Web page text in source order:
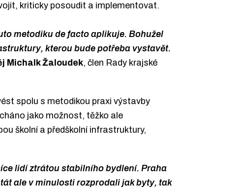
kriticky posoudit a implementovat.
metodiku de facto aplikuje. Bohužel
kterou bude potřeba vystavět.
Michalk Žaloudek, člen Rady krajské
spolu s metodikou praxi výstavby
jako možnost, těžko ale
školní a předškolní infrastruktury,
lidí ztrátou stabilního bydlení. Praha
ale v minulosti rozprodali jak byty, tak